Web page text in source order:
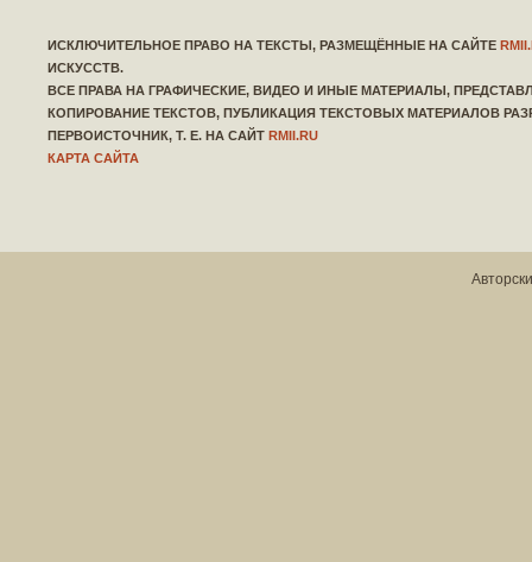
ИСКЛЮЧИТЕЛЬНОЕ ПРАВО НА ТЕКСТЫ, РАЗМЕЩЁННЫЕ НА САЙТЕ
ИСКУССТВ.
ВСЕ ПРАВА НА ГРАФИЧЕСКИЕ, ВИДЕО И ИНЫЕ МАТЕРИАЛЫ,
КОПИРОВАНИЕ ТЕКСТОВ, ПУБЛИКАЦИЯ ТЕКСТОВЫХ МАТЕРИАЛОВ
ПЕРВОИСТОЧНИК, Т. Е. НА САЙТ RMII.RU
КАРТА САЙТА